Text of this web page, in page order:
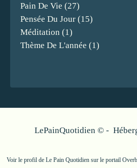
Pain De Vie (27)
Pensée Du Jour (15)
Méditation (1)
Thème De L'année (1)
LePainQuotidien © -
Voir le profil de Le Pain Quotidiensur le portail